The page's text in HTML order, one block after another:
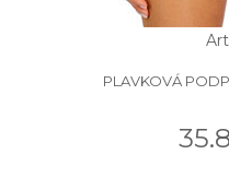
PLAVKOVÁ